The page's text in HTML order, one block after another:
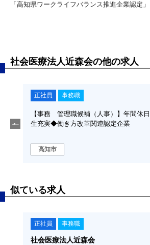
「高知県ワークライフバランス推進企業認定」
社会医療法人近森会の他の求人
事務職
【事務 管理職候補（人事）】年間休日120日◆
生充実◆働き方改革関連認定企業
似ている求人
正社員 事務職
社会医療法人近森会